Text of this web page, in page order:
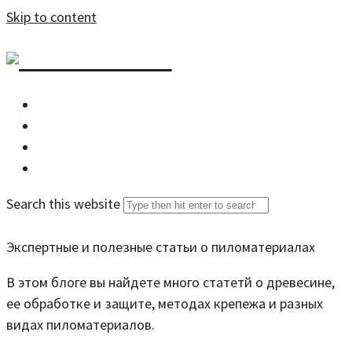
Skip to content
Search this website
Экспертные и полезные статьи о пиломатериалах
В этом блоге вы найдете много статетй о древесине,
ее обработке и защите, методах крепежа и разных
видах пиломатериалов.